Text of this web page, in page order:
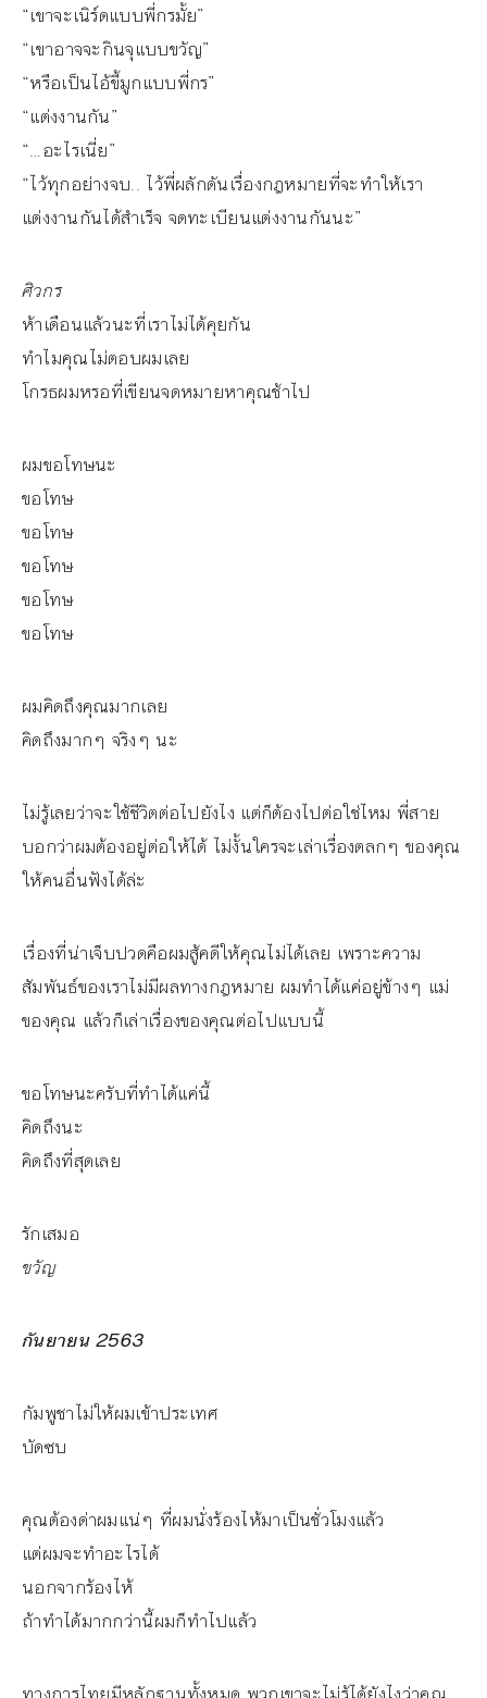
“เขาจะเนิร์ดแบบพี่กรมั้ย”
“เขาอาจจะกินจุแบบขวัญ”
“หรือเป็นไอ้ขี้มูกแบบพี่กร”
“แต่งงานกัน”
“…อะไรเนี่ย”
“ไว้ทุกอย่างจบ.. ไว้พี่ผลักดันเรื่องกฎหมายที่จะทำให้เรา
แต่งงานกันได้สำเร็จ จดทะเบียนแต่งงานกันนะ”
ศิวกร
ห้าเดือนแล้วนะที่เราไม่ได้คุยกัน
ทำไมคุณไม่ตอบผมเลย
โกรธผมหรอที่เขียนจดหมายหาคุณช้าไป
ผมขอโทษนะ
ขอโทษ
ขอโทษ
ขอโทษ
ขอโทษ
ขอโทษ
ผมคิดถึงคุณมากเลย
คิดถึงมากๆ จริงๆ นะ
ไม่รู้เลยว่าจะใช้ชีวิตต่อไปยังไง แต่ก็ต้องไปต่อใช่ไหม พี่สาย
บอกว่าผมต้องอยู่ต่อให้ได้ ไม่งั้นใครจะเล่าเรื่องตลกๆ ของคุณ
ให้คนอื่นฟังได้ล่ะ
เรื่องที่น่าเจ็บปวดคือผมสู้คดีให้คุณไม่ได้เลย เพราะความ
สัมพันธ์ของเราไม่มีผลทางกฎหมาย ผมทำได้แค่อยู่ข้างๆ แม่
ของคุณ แล้วก็เล่าเรื่องของคุณต่อไปแบบนี้
ขอโทษนะครับที่ทำได้แค่นี้
คิดถึงนะ
คิดถึงที่สุดเลย
รักเสมอ
ขวัญ
กันยายน 2563
กัมพูชาไม่ให้ผมเข้าประเทศ
บัดซบ
คุณต้องด่าผมแน่ๆ ที่ผมนั่งร้องไห้มาเป็นชั่วโมงแล้ว
แต่ผมจะทำอะไรได้
นอกจากร้องไห้
ถ้าทำได้มากกว่านี้ผมก็ทำไปแล้ว